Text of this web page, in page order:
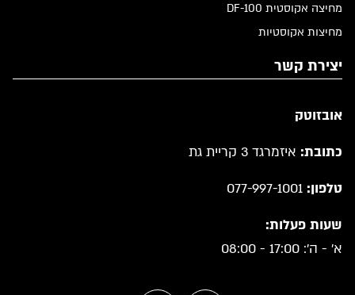
מחיצה אקוסטית DF-100
מחיצות אקוסטיות
יצירת קשר
אובזוטק
כתובת: איזמרגד 3 קריית גת
טלפון: 077-997-1001
שעות פעלות:
א' - ה': 17:00 - 08:00